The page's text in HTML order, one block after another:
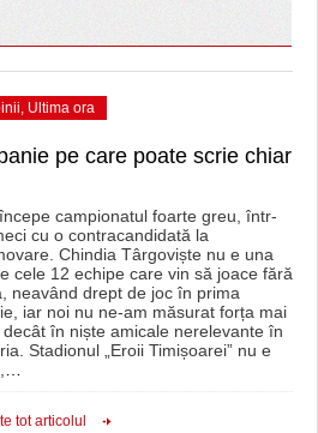
, Ultima ora
pe care poate scrie chiar
campionatul foarte greu, într-
cu o contracandidată la
Chindia Târgoviște nu e una
cele 12 echipe care vin să joace fără
neavând drept de joc în prima
iar noi nu ne-am măsurat forța mai
decât în niște amicale nerelevante în
Stadionul „Eroii Timișoarei” nu e
…
tot articolul